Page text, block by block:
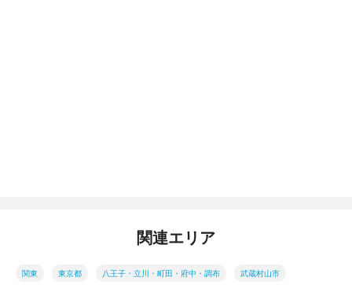
関連エリア
関東 東京都 八王子・立川・町田・府中・調布 武蔵村山市